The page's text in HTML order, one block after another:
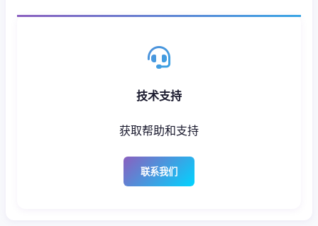
技术支持
获取帮助和支持
联系我们